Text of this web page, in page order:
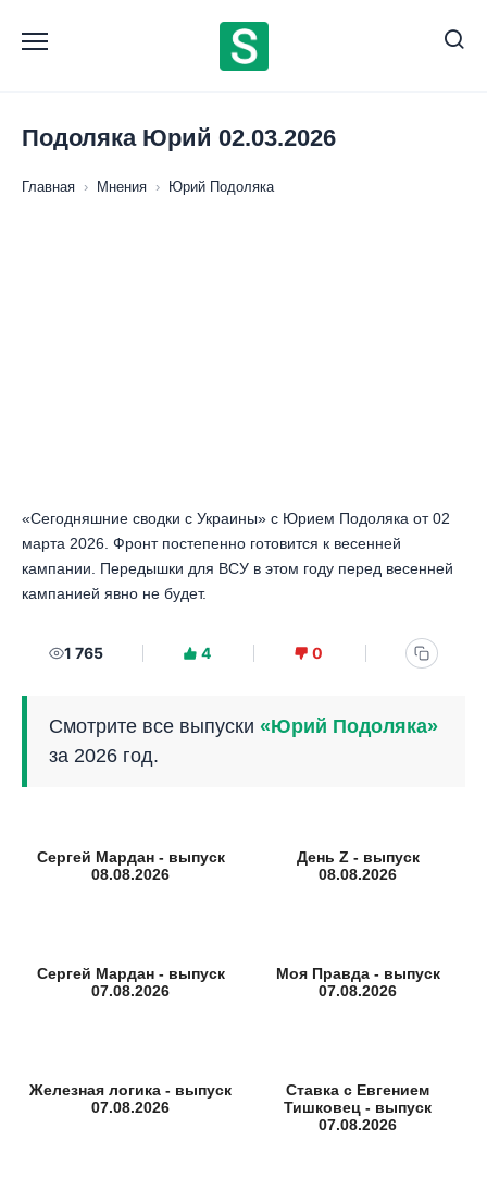
содержанию
Подоляка Юрий 02.03.2026
Главная › Мнения › Юрий Подоляка
«Сегодняшние сводки с Украины» с Юрием Подоляка от 02
марта 2026. Фронт постепенно готовится к весенней
кампании. Передышки для ВСУ в этом году перед весенней
кампанией явно не будет.
1 765 4 0
Смотрите все выпуски «Юрий Подоляка»
за 2026 год.
Сергей Мардан - выпуск
08.08.2026
День Z - выпуск
08.08.2026
Сергей Мардан - выпуск
07.08.2026
Моя Правда - выпуск
07.08.2026
Железная логика - выпуск
07.08.2026
Ставка с Евгением
Тишковец - выпуск
07.08.2026